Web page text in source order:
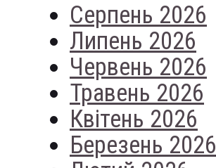
Серпень 2026
Липень 2026
Червень 2026
Травень 2026
Квітень 2026
Березень 2026